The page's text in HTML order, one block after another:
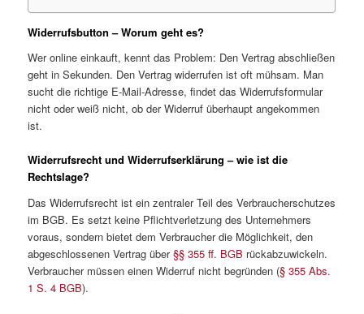
Widerrufsbutton – Worum geht es?
Wer online einkauft, kennt das Problem: Den Vertrag abschließen
geht in Sekunden. Den Vertrag widerrufen ist oft mühsam. Man
sucht die richtige E-Mail-Adresse, findet das Widerrufsformular
nicht oder weiß nicht, ob der Widerruf überhaupt angekommen
ist.
Widerrufsrecht und Widerrufserklärung – wie ist die
Rechtslage?
Das Widerrufsrecht ist ein zentraler Teil des Verbraucherschutzes
im BGB. Es setzt keine Pflichtverletzung des Unternehmers
voraus, sondern bietet dem Verbraucher die Möglichkeit, den
abgeschlossenen Vertrag über§§ 355 ff. BGB rückabzuwickeln.
Verbraucher müssen einen Widerruf nicht begründen (§ 355 Abs.
1 S. 4 BGB).